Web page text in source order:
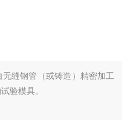
缝钢管（或铸造）精密加工
验模具。